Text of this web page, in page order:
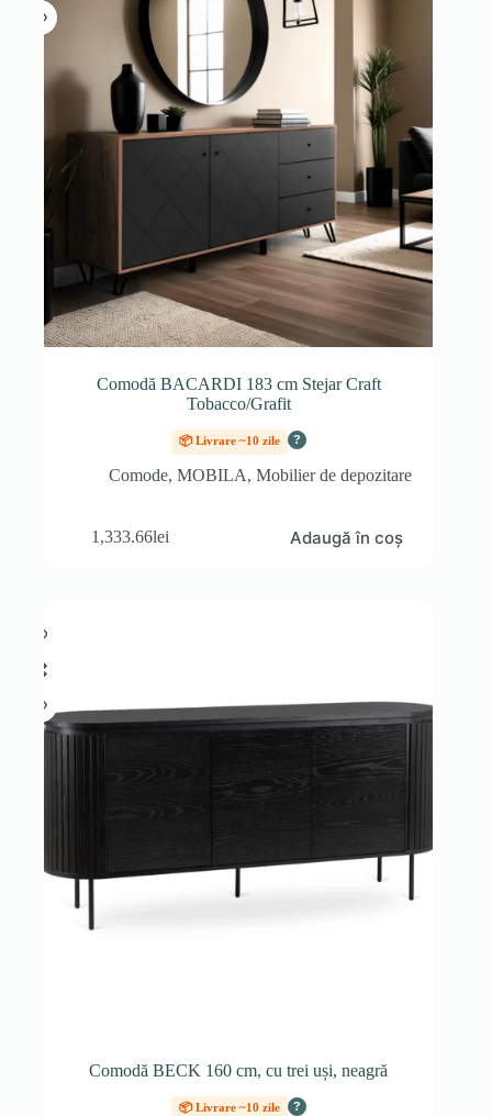
Comodă BACARDI 183 cm Stejar Craft
Tobacco/Grafit
📦 Livrare ~10 zile ?
Comode,MOBILA,Mobilier de depozitare
1,333.66lei Adaugă în coș
Comodă BECK 160 cm, cu trei uși, neagră
📦 Livrare ~10 zile ?